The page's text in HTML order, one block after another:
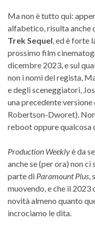
Ma non è tutto qui:
alfabetico, risulta anche
Trek Sequel , ed è
prossimo film
dicembre 2023, e sul
non i nomi del regista,
e degli sceneggiatori,
una precedente versione
Robertson-Dworet).
reboot oppure qualcosa
Production Weeklyè da
anche se (per ora) non
parte di Paramount Plus
muovendo, e che il 2023
novità almeno quanto
incrociamo le dita.